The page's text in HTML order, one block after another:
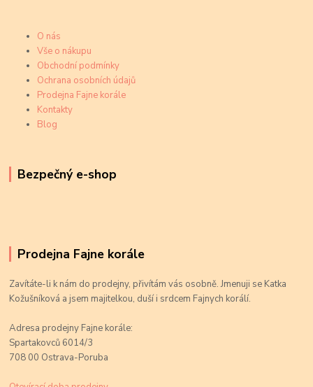
O nás
Vše o nákupu
Obchodní podmínky
Ochrana osobních údajů
Prodejna Fajne korále
Kontakty
Blog
Bezpečný e-shop
Prodejna Fajne korále
Zavítáte-li k nám do prodejny, přivítám vás osobně. Jmenuji se Katka
Kožušníková a jsem majitelkou, duší i srdcem Fajnych korálí.
Adresa prodejny Fajne korále:
Spartakovců 6014/3
708 00 Ostrava-Poruba